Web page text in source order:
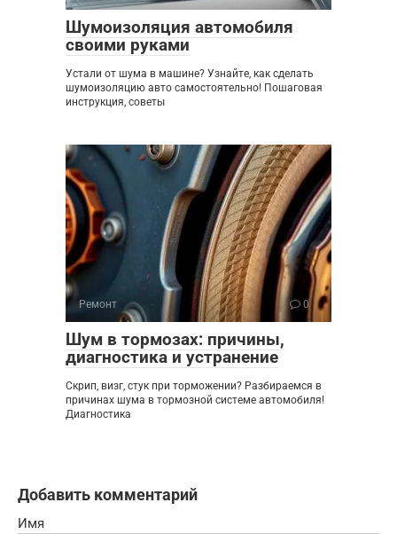
Шумоизоляция автомобиля
своими руками
Устали от шума в машине? Узнайте, как сделать
шумоизоляцию авто самостоятельно! Пошаговая
инструкция, советы
Ремонт 0
Шум в тормозах: причины,
диагностика и устранение
Скрип, визг, стук при торможении? Разбираемся в
причинах шума в тормозной системе автомобиля!
Диагностика
Добавить комментарий
Имя